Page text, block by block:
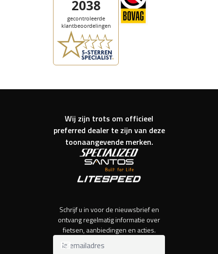
Wij zijn trots om officieel
preferred dealer te zijn van deze
toonaangevende merken.
Schrijf u in voor de nieuwsbrief en
ontvang regelmatig informatie over
fietsen, aanbiedingen en acties.